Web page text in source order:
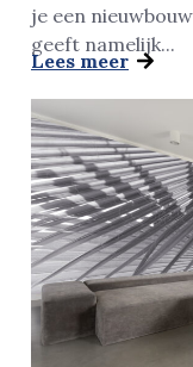
je een
geeft namelijk...
Lees meer